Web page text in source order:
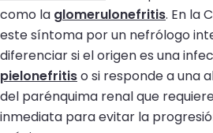
como la glomerulonefritis. En la
este síntoma por un nefrólogo
diferenciar si el origen es una
pielonefritiso si responde a una
del parénquima renal que
inmediata para evitar la